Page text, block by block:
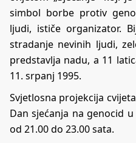
simbol borbe protiv
ljudi, ističe organizator.
stradanje nevinih ljudi,
predstavlja nadu, a 11
11. srpanj 1995.
Svjetlosna projekcija
Dan sjećanja na genocid
od 21.00 do 23.00 sata.